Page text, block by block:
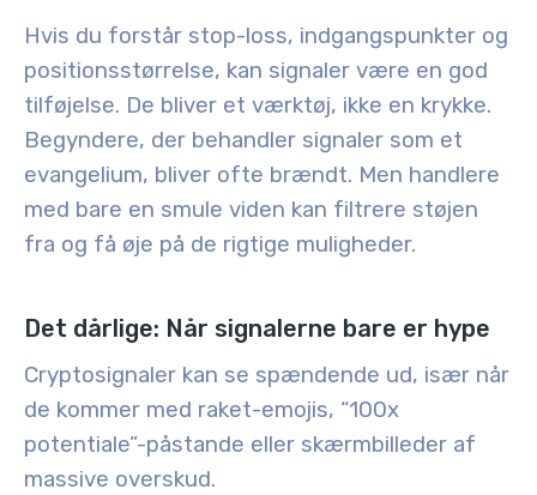
Hvis du forstår stop-loss, indgangspunkter og
positionsstørrelse, kan signaler være en god
tilføjelse. De bliver et værktøj, ikke en krykke.
Begyndere, der behandler signaler som et
evangelium, bliver ofte brændt. Men handlere
med bare en smule viden kan filtrere støjen
fra og få øje på de rigtige muligheder.
Det dårlige: Når signalerne bare er hype
Cryptosignaler kan se spændende ud, især når
de kommer med raket-emojis, “100x
potentiale”-påstande eller skærmbilleder af
massive overskud.